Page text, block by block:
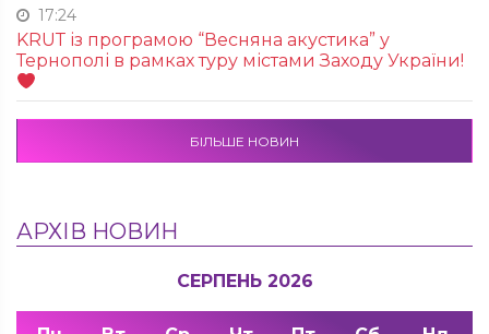
17:24
KRUТ із програмою “Весняна акустика” у
Тернополі в рамках туру містами Заходу України!
БІЛЬШЕ НОВИН
АРХІВ НОВИН
СЕРПЕНЬ 2026